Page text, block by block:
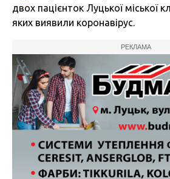
двох пацієнток Луцької міської
яких виявили коронавірус.
РЕКЛАМА